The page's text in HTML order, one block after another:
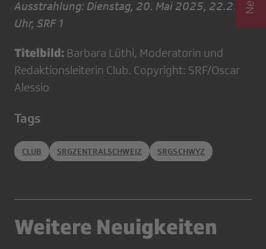
Ausstrahlung: Dienstag, 20. Mai 2025, 22.25
Uhr, SRF 1
Titelbild: Barbara Lüthi, Moderatorin und
Redaktionsleiterin Club. Copyright: SRF/Oscar
Alessio
Tags
CLUB SRGZENTRALSCHWEIZ SRGSCHWYZ
Weitere Neuigkeiten